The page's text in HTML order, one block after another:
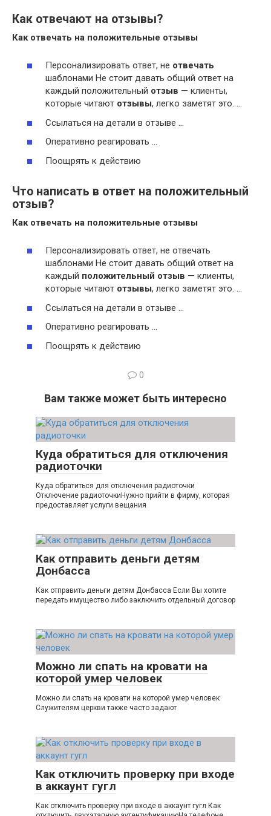
Как отвечают на отзывы?
Как отвечать на положительные отзывы
Персонализировать ответ, не отвечать
шаблонами Не стоит давать общий ответ на
каждый положительный отзыв — клиенты,
которые читают отзывы, легко заметят это. …
Ссылаться на детали в отзыве …
Оперативно реагировать …
Поощрять к действию
Что написать в ответ на положительный
отзыв?
Как отвечать на положительные отзывы
Персонализировать ответ, не отвечать
шаблонами Не стоит давать общий ответ на
каждый положительный отзыв — клиенты,
которые читают отзывы, легко заметят это. …
Ссылаться на детали в отзыве …
Оперативно реагировать …
Поощрять к действию
0
Вам также может быть интересно
Куда обратиться для отключения
радиоточки
Куда обратиться для отключения радиоточки
Отключение радиоточкиНужно прийти в фирму, которая
предоставляет услуги вещания
Как отправить деньги детям
Донбасса
Как отправить деньги детям Донбасса Если Вы хотите
передать имущество либо заключить отдельный договор
Можно ли спать на кровати на
которой умер человек
Можно ли спать на кровати на которой умер человек
Служителям церкви также часто задают
Как отключить проверку при входе
в аккаунт гугл
Как отключить проверку при входе в аккаунт гугл Как